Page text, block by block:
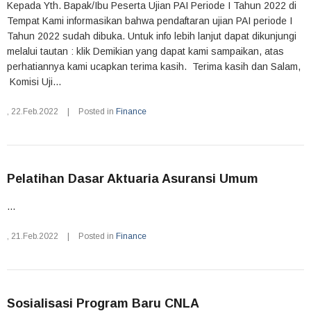
Kepada Yth. Bapak/Ibu Peserta Ujian PAI Periode I Tahun 2022 di
Tempat Kami informasikan bahwa pendaftaran ujian PAI periode I
Tahun 2022 sudah dibuka. Untuk info lebih lanjut dapat dikunjungi
melalui tautan : klik Demikian yang dapat kami sampaikan, atas
perhatiannya kami ucapkan terima kasih. Terima kasih dan Salam,
Komisi Uji...
, 22.Feb.2022 Posted in Finance
Pelatihan Dasar Aktuaria Asuransi Umum
...
, 21.Feb.2022 Posted in Finance
Sosialisasi Program Baru CNLA